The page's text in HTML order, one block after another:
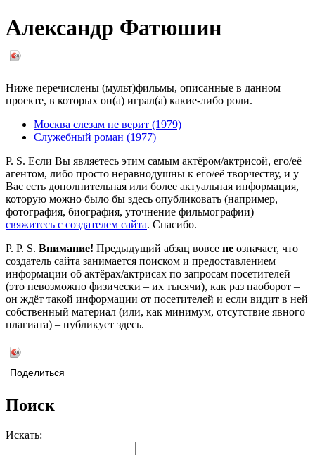
Александр Фатюшин
Ниже перечислены (мульт)фильмы, описанные в данном
проекте, в которых он(а) играл(а) какие-либо роли.
Москва слезам не верит (1979)
Служебный роман (1977)
P. S. Если Вы являетесь этим самым актёром/актрисой, его/её
агентом, либо просто неравнодушны к его/её творчеству, и у
Вас есть дополнительная или более актуальная информация,
которую можно было бы здесь опубликовать (например,
фотография, биография, уточнение фильмографии) –
свяжитесь с создателем сайта. Спасибо.
P. P. S. Внимание! Предыдущий абзац вовсе не означает, что
создатель сайта занимается поиском и предоставлением
информации об актёрах/актрисах по запросам посетителей
(это невозможно физически – их тысячи), как раз наоборот –
он ждёт такой информации от посетителей и если видит в ней
собственный материал (или, как минимум, отсутствие явного
плагиата) – публикует здесь.
Поделиться
Поиск
Искать: